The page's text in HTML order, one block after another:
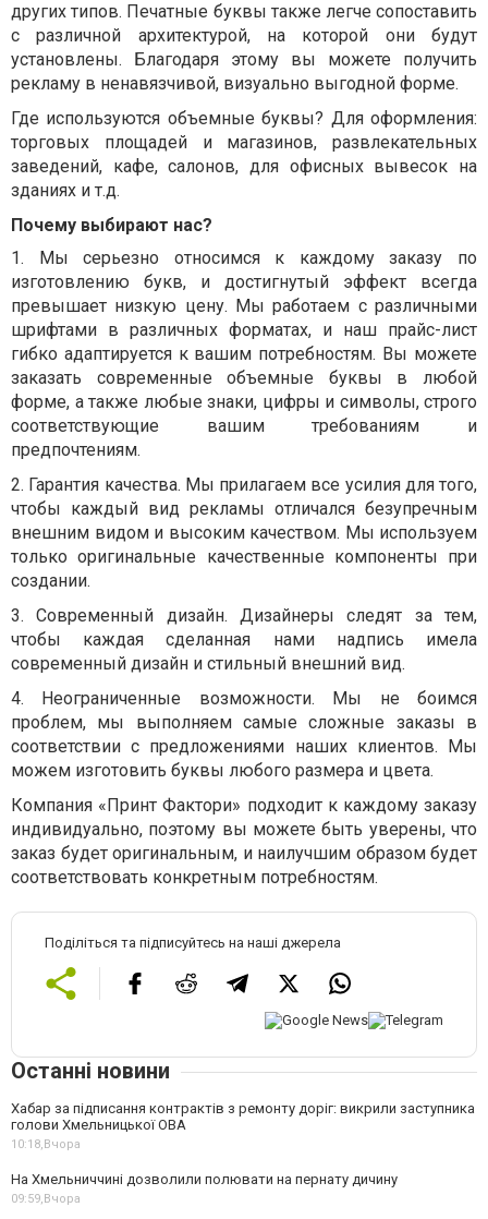
других типов. Печатные буквы также легче сопоставить
с различной архитектурой, на которой они будут
установлены. Благодаря этому вы можете получить
рекламу в ненавязчивой, визуально выгодной форме.
Где используются объемные буквы? Для оформления:
торговых площадей и магазинов, развлекательных
заведений, кафе, салонов, для офисных вывесок на
зданиях и т.д.
Почему выбирают нас?
1. Мы серьезно относимся к каждому заказу по
изготовлению букв, и достигнутый эффект всегда
превышает низкую цену. Мы работаем с различными
шрифтами в различных форматах, и наш прайс-лист
гибко адаптируется к вашим потребностям. Вы можете
заказать современные объемные буквы в любой
форме, а также любые знаки, цифры и символы, строго
соответствующие вашим требованиям и
предпочтениям.
2. Гарантия качества. Мы прилагаем все усилия для того,
чтобы каждый вид рекламы отличался безупречным
внешним видом и высоким качеством. Мы используем
только оригинальные качественные компоненты при
создании.
3.Современный дизайн. Дизайнеры следят за тем,
чтобы каждая сделанная нами надпись имела
современный дизайн и стильный внешний вид.
4. Неограниченные возможности. Мы не боимся
проблем, мы выполняем самые сложные заказы в
соответствии с предложениями наших клиентов. Мы
можем изготовить буквы любого размера и цвета.
Компания «Принт Фактори» подходит к каждому заказу
индивидуально, поэтому вы можете быть уверены, что
заказ будет оригинальным, и наилучшим образом будет
соответствовать конкретным потребностям.
Поділіться та підписуйтесь на наші джерела
Останні новини
Хабар за підписання контрактів з ремонту доріг: викрили заступника
голови Хмельницької ОВА
10:18,Вчора
На Хмельниччині дозволили полювати на пернату дичину
09:59,Вчора